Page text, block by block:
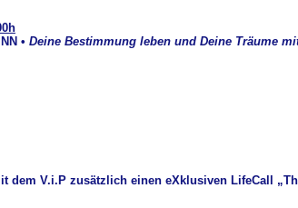
• Deine Bestimmung leben und Deine Träume
dem V.i.P zusätzlich einen eXklusiven LifeCall